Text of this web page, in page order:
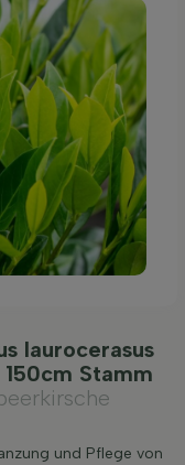
laurocerasus
Stamm
und Pflege von